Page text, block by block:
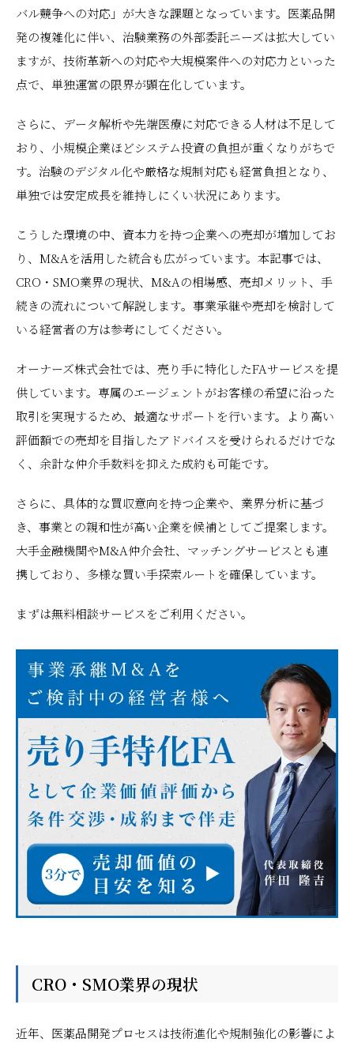
バル競争への対応」が大きな課題となっています。医薬品開
発の複雑化に伴い、治験業務の外部委託ニーズは拡大してい
ますが、技術革新への対応や大規模案件への対応力といった
点で、単独運営の限界が顕在化しています。
さらに、データ解析や先端医療に対応できる人材は不足して
おり、小規模企業ほどシステム投資の負担が重くなりがちで
す。治験のデジタル化や厳格な規制対応も経営負担となり、
単独では安定成長を維持しにくい状況にあります。
こうした環境の中、資本力を持つ企業への売却が増加してお
り、M&Aを活用した統合も広がっています。本記事では、
CRO・SMO業界の現状、M&Aの相場感、売却メリット、手
続きの流れについて解説します。事業承継や売却を検討して
いる経営者の方は参考にしてください。
オーナーズ株式会社では、売り手に特化したFAサービスを提
供しています。専属のエージェントがお客様の希望に沿った
取引を実現するため、最適なサポートを行います。より高い
評価額での売却を目指したアドバイスを受けられるだけでな
く、余計な仲介手数料を抑えた成約も可能です。
さらに、具体的な買収意向を持つ企業や、業界分析に基づ
き、事業との親和性が高い企業を候補としてご提案します。
大手金融機関やM&A仲介会社、マッチングサービスとも連
携しており、多様な買い手探索ルートを確保しています。
まずは無料相談サービスをご利用ください。
CRO・SMO業界の現状
近年、医薬品開発プロセスは技術進化や規制強化の影響によ